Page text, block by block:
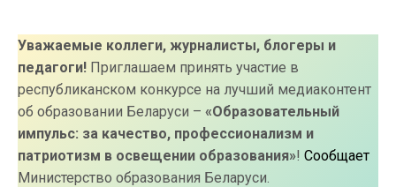
Уважаемые коллеги, журналисты, блогеры и
педагоги! Приглашаем принять участие в
республиканском конкурсе на лучший медиаконтент
об образовании Беларуси – «Образовательный
импульс: за качество, профессионализм и
патриотизм в освещении образования»! Сообщает
Министерство образования Беларуси.